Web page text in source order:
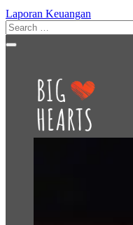
Laporan Keuangan